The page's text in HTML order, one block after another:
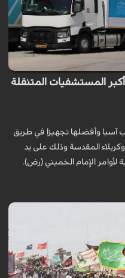
أكبر المستشفيات المتنقلة
آسيا وأفضلها تجهيزا في طريق
وكربلاء المقدسة وذلك على يد
لأوامر الإمام الخميني (رض).